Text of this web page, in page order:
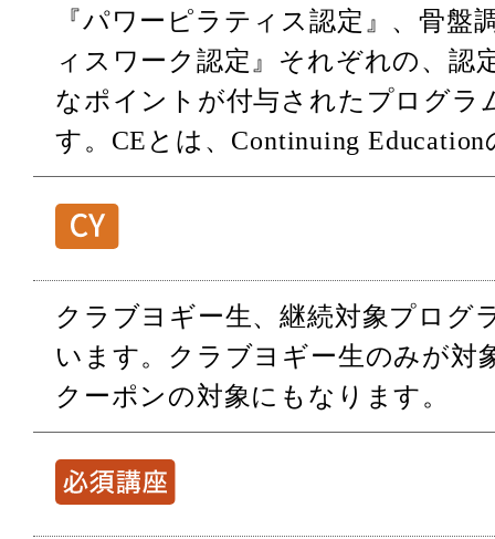
『パワーピラティス認定』、骨盤
ィスワーク認定』それぞれの、認
なポイントが付与されたプログラ
す。CEとは、Continuing
クラブヨギー生、継続対象プログ
います。クラブヨギー生のみが対
クーポンの対象にもなります。